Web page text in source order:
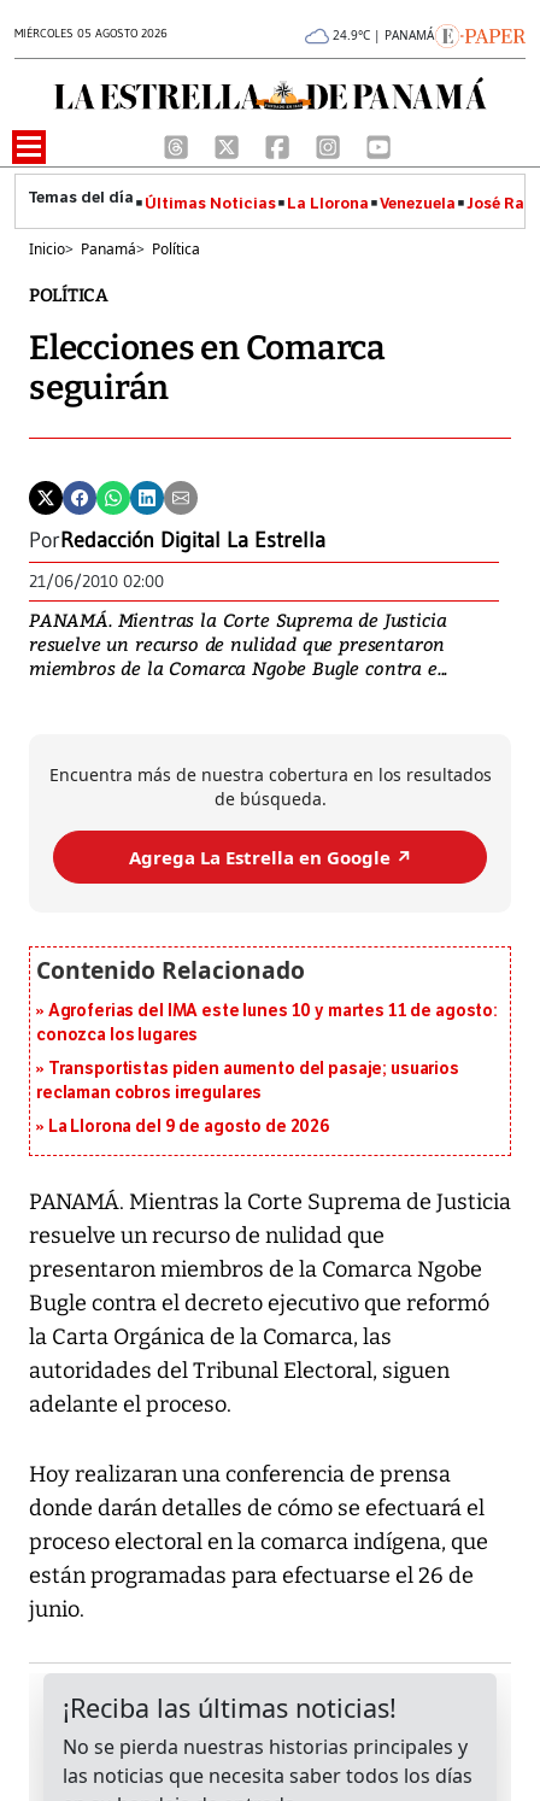
MIÉRCOLES 05 AGOSTO 2026 24.9°C | PANAMÁ
Últimas Noticias La Llorona Venezuela José
Inicio> Panamá> Política
POLÍTICA
Elecciones en Comarca
seguirán
PorRedacción Digital La Estrella
21/06/2010 02:00
PANAMÁ. Mientras la Corte Suprema de Justicia
resuelve un recurso de nulidad que presentaron
miembros de la Comarca Ngobe Bugle contra e...
Encuentra más de nuestra cobertura en los resultados
de búsqueda.
Agrega La Estrella en Google ↗️
Agroferias del IMA este lunes 10 y martes 11 de agosto:
conozca los lugares
Transportistas piden aumento del pasaje; usuarios
reclaman cobros irregulares
La Llorona del 9 de agosto de 2026
PANAMÁ. Mientras la Corte Suprema de Justicia
resuelve un recurso de nulidad que
presentaron miembros de la Comarca Ngobe
Bugle contra el decreto ejecutivo que reformó
la Carta Orgánica de la Comarca, las
autoridades del Tribunal Electoral, siguen
adelante el proceso.
Hoy realizaran una conferencia de prensa
donde darán detalles de cómo se efectuará el
proceso electoral en la comarca indígena, que
están programadas para efectuarse el 26 de
junio.